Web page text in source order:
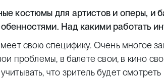
костюмы для артистов и оперы, и
Над какими работать
свою специфику. Очень многое
проблемы, в балете свои, в кино
что зритель будет